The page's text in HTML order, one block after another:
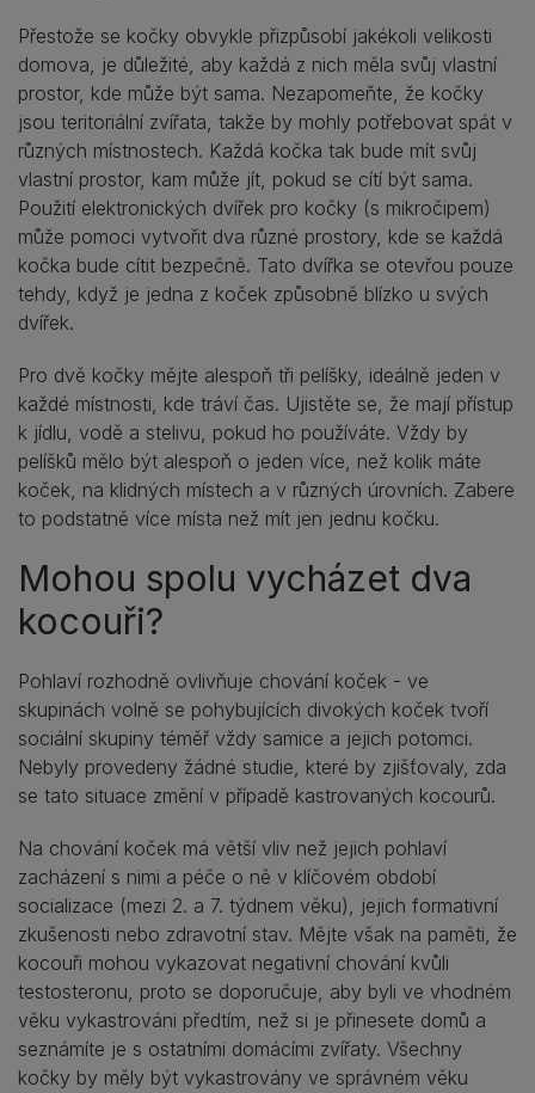
Přestože se kočky obvykle přizpůsobí jakékoli velikosti
domova, je důležité, aby každá z nich měla svůj vlastní
prostor, kde může být sama. Nezapomeňte, že kočky
jsou teritoriální zvířata, takže by mohly potřebovat spát v
různých místnostech. Každá kočka tak bude mít svůj
vlastní prostor, kam může jít, pokud se cítí být sama.
Použití elektronických dvířek pro kočky (s mikročipem)
může pomoci vytvořit dva různé prostory, kde se každá
kočka bude cítit bezpečně. Tato dvířka se otevřou pouze
tehdy, když je jedna z koček způsobně blízko u svých
dvířek.
Pro dvě kočky mějte alespoň tři pelíšky, ideálně jeden v
každé místnosti, kde tráví čas. Ujistěte se, že mají přístup
k jídlu, vodě a stelivu, pokud ho používáte. Vždy by
pelíšků mělo být alespoň o jeden více, než kolik máte
koček, na klidných místech a v různých úrovních. Zabere
to podstatně více místa než mít jen jednu kočku.
Mohou spolu vycházet dva
kocouři?
Pohlaví rozhodně ovlivňuje chování koček - ve
skupinách volně se pohybujících divokých koček tvoří
sociální skupiny téměř vždy samice a jejich potomci.
Nebyly provedeny žádné studie, které by zjišťovaly, zda
se tato situace změní v případě kastrovaných kocourů.
Na chování koček má větší vliv než jejich pohlaví
zacházení s nimi a péče o ně v klíčovém období
socializace (mezi 2. a 7. týdnem věku), jejich formativní
zkušenosti nebo zdravotní stav. Mějte však na paměti, že
kocouři mohou vykazovat negativní chování kvůli
testosteronu, proto se doporučuje, aby byli ve vhodném
věku vykastrováni předtím, než si je přinesete domů a
seznámíte je s ostatními domácími zvířaty. Všechny
kočky by měly být vykastrovány ve správném věku